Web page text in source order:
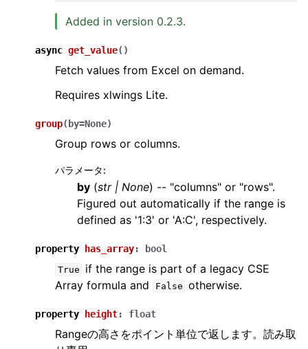
Added in version 0.2.3.
async get_value( )
Fetch values from Excel on demand.
Requires xlwings Lite.
group( by=None)
Group rows or columns.
パラメータ:
by (str| None) -- "columns" or "rows".
Figured out automatically if the range is
defined as '1:3' or 'A:C', respectively.
property has_array: bool
True
if the range is part of a legacy CSE
Array formula and
False otherwise.
property height: float
Rangeの高さをポイント単位で返します。読み取